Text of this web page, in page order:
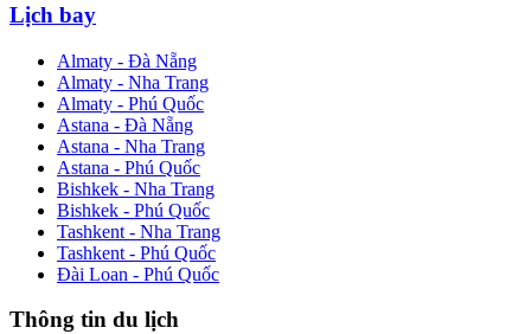
Lịch bay
Almaty - Đà Nẵng
Almaty - Nha Trang
Almaty - Phú Quốc
Astana - Đà Nẵng
Astana - Nha Trang
Astana - Phú Quốc
Bishkek - Nha Trang
Bishkek - Phú Quốc
Tashkent - Nha Trang
Tashkent - Phú Quốc
Đài Loan - Phú Quốc
Thông tin du lịch